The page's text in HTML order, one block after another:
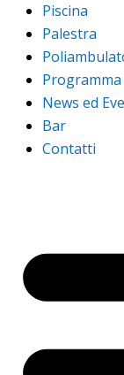
Piscina
Palestra
Programma
News ed
Bar
Contatti